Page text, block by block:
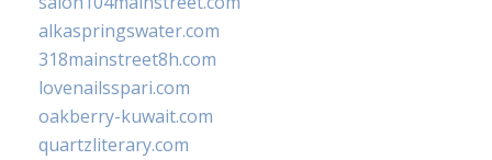
alkaspringswater.com
318mainstreet8h.com
lovenailsspari.com
oakberry-kuwait.com
quartzliterary.com